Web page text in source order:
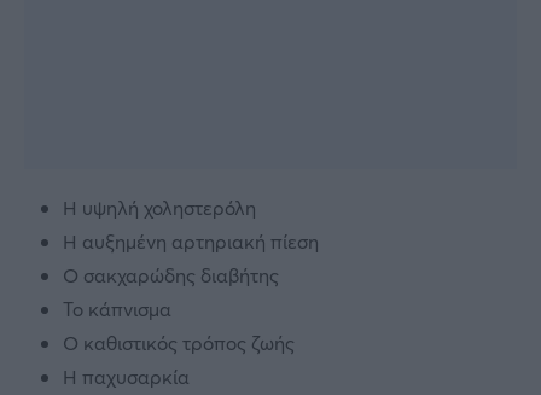
Η υψηλή χοληστερόλη
Η αυξημένη αρτηριακή πίεση
Ο σακχαρώδης διαβήτης
Το κάπνισμα
Ο καθιστικός τρόπος ζωής
Η παχυσαρκία